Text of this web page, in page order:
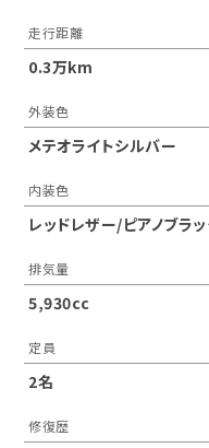
走行距離
0.3万km
外装色
メテオライトシルバー
内装色
レッドレザー/ピアノブラ
排気量
5,930cc
定員
2名
修復歴